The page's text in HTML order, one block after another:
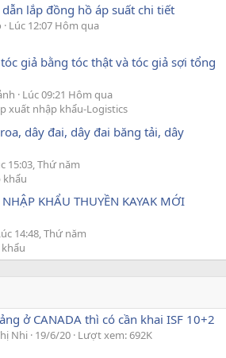
lắp đồng hồ áp suất chi tiết
Lúc 12:07 Hôm qua
giả bằng tóc thật và tóc giả sợi tổng
Lúc 09:21 Hôm qua
xuất nhập khẩu-Logistics
dây đai, dây đai băng tải, dây
15:03, Thứ năm
khẩu
KHẨU THUYỀN KAYAK MỚI
14:48, Thứ năm
ở CANADA thì có cần khai ISF 10+2
Nhi 19/6/20 Lượt xem: 692K